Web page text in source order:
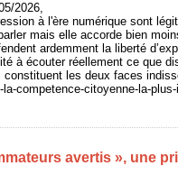
2026,
à l'ère numérique sont
mais elle accorde bien
ardemment la liberté
à écouter réellement ce que
les deux faces
competence-citoyenne-la-
avertis », une